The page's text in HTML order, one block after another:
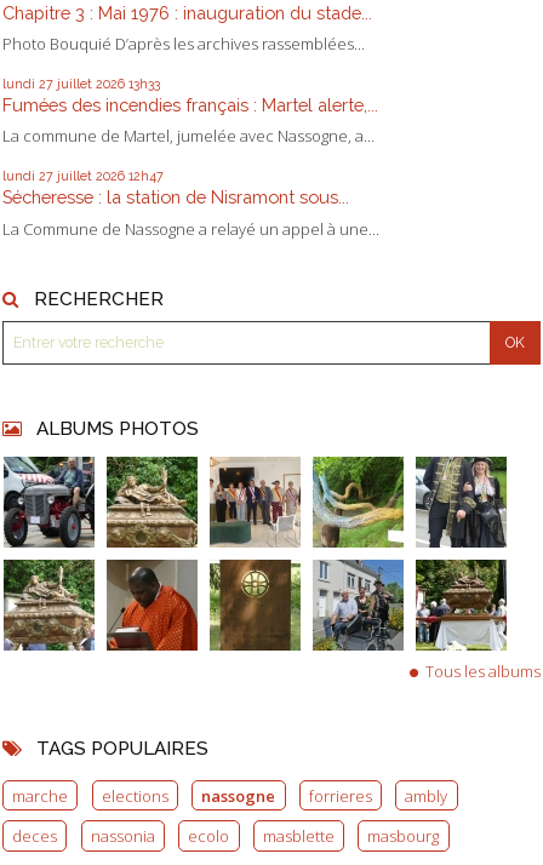
Chapitre 3 : Mai 1976 : inauguration du stade...
Photo Bouquié D’après les archives rassemblées...
lundi 27 juillet 2026 13h33
Fumées des incendies français : Martel alerte,...
La commune de Martel, jumelée avec Nassogne, a...
lundi 27 juillet 2026 12h47
Sécheresse : la station de Nisramont sous...
La Commune de Nassogne a relayé un appel à une...
RECHERCHER
ALBUMS PHOTOS
Tous les albums
TAGS POPULAIRES
marche elections nassogne forrieres
ambly
deces
nassonia ecolo masblette masbourg